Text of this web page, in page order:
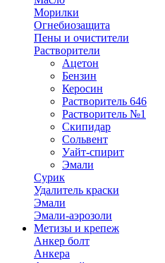
Морилки
Огнебиозащита
Пены и очистители
Растворители
Ацетон
Бензин
Керосин
Растворитель 646
Растворитель №1
Скипидар
Сольвент
Уайт-спирит
Эмали
Сурик
Удалитель краски
Эмали
Эмали-аэрозоли
Метизы и крепеж
Анкер болт
Анкера